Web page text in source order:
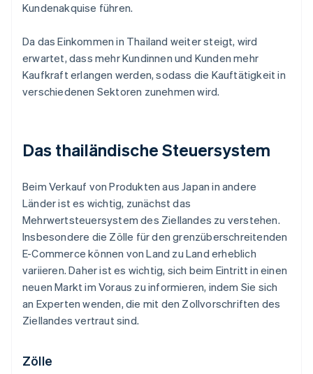
Kundenakquise führen.
Da das Einkommen in Thailand weiter steigt, wird
erwartet, dass mehr Kundinnen und Kunden mehr
Kaufkraft erlangen werden, sodass die Kauftätigkeit in
verschiedenen Sektoren zunehmen wird.
Das thailändische Steuersystem
Beim Verkauf von Produkten aus Japan in andere
Länder ist es wichtig, zunächst das
Mehrwertsteuersystem des Ziellandes zu verstehen.
Insbesondere die Zölle für den grenzüberschreitenden
E-Commerce können von Land zu Land erheblich
variieren. Daher ist es wichtig, sich beim Eintritt in einen
neuen Markt im Voraus zu informieren, indem Sie sich
an Experten wenden, die mit den Zollvorschriften des
Ziellandes vertraut sind.
Zölle